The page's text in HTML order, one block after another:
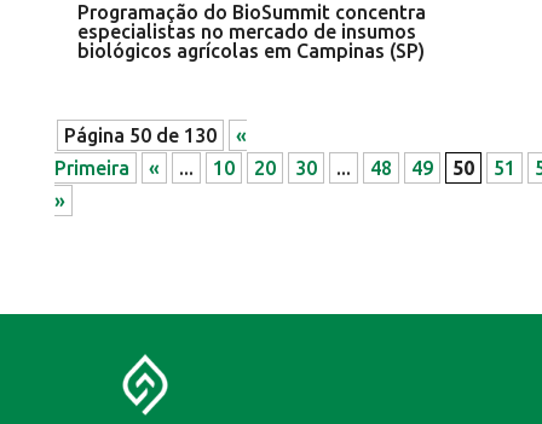
Programação do BioSummit concentra
especialistas no mercado de insumos
biológicos agrícolas em Campinas (SP)
Página 50 de 130
«
Primeira
« ... 10 20 30 ... 48 49 50 51
»